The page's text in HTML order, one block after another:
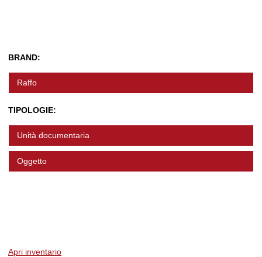
BRAND:
Raffo
TIPOLOGIE:
Unità documentaria
Oggetto
Apri inventario